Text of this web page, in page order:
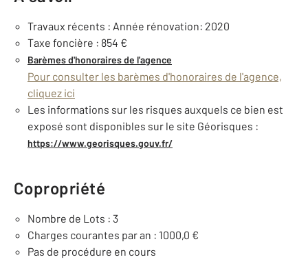
Travaux récents : Année rénovation: 2020
Taxe foncière : 854 €
Barèmes d'honoraires de l'agence
Pour consulter les barèmes d'honoraires de l'agence,
cliquez ici
Les informations sur les risques auxquels ce bien est
exposé sont disponibles sur le site Géorisques :
https://www.georisques.gouv.fr/
Copropriété
Nombre de Lots : 3
Charges courantes par an : 1000,0 €
Pas de procédure en cours